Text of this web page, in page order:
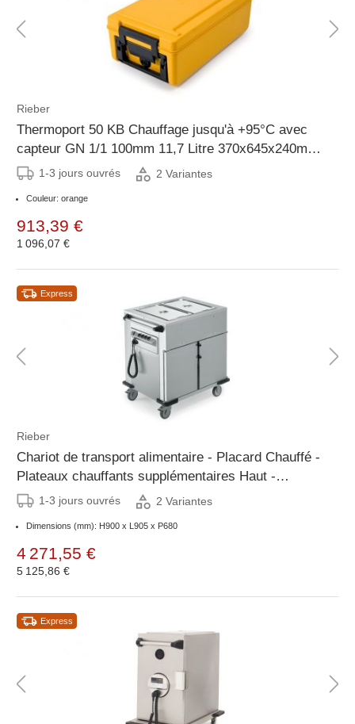
Rieber
Thermoport 50 KB Chauffage jusqu'à +95°C avec
capteur GN 1/1 100mm 11,7 Litre 370x645x240mm
orange1-3 jours ouvrés 2 Variantes
Couleur: orange
913,39 €
1 096,07 €
Express
Rieber
Chariot de transport alimentaire - Placard Chauffé -
Plateaux chauffants supplémentaires Haut -
Disponible en 2 tailles
1-3 jours ouvrés 2 Variantes
Dimensions (mm): H900 x L905 x P680
4 271,55 €
5 125,86 €
Express